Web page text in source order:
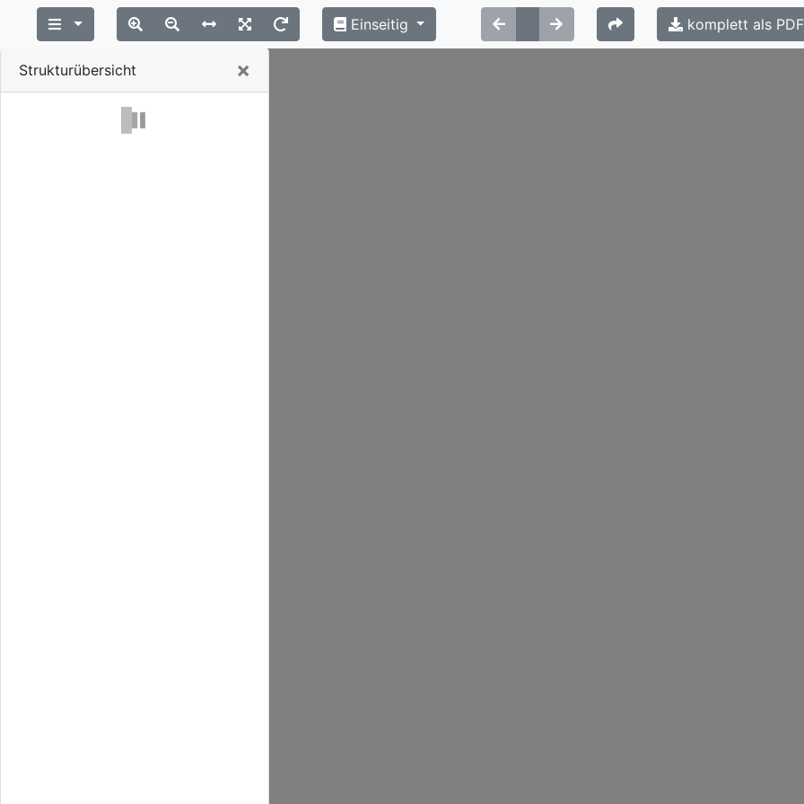
Strukturübersicht ×
Einseitig komplett als PDF